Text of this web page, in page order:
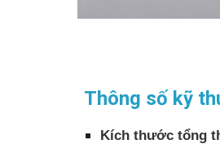
Thông số kỹ
Kích thước tổng